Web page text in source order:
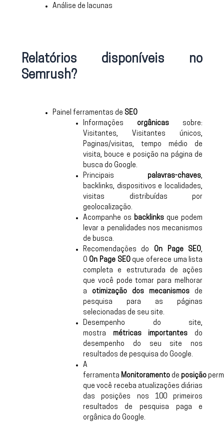
Análise de lacunas
Relatórios disponíveis no
Semrush?
Painel ferramentas de SEO
Informações orgânicas sobre:
Visitantes, Visitantes únicos,
Paginas/visitas, tempo médio de
visita, bouce e posição na página de
busca do Google.
Principais palavras-chaves,
backlinks, dispositivos e localidades,
visitas distribuídas por
geolocalização.
Acompanhe os backlinks que podem
levar a penalidades nos mecanismos
de busca.
Recomendações do On Page SEO,
O On Page SEO que oferece uma lista
completa e estruturada de ações
que você pode tomar para melhorar
a otimização dos mecanismos de
pesquisa para as páginas
selecionadas de seu site.
Desempenho do site,
mostra métricas importantes do
desempenho do seu site nos
resultados de pesquisa do Google.
A
ferramenta Monitoramentode posição
que você receba atualizações diárias
das posições nos 100 primeiros
resultados de pesquisa paga e
orgânica do Google.